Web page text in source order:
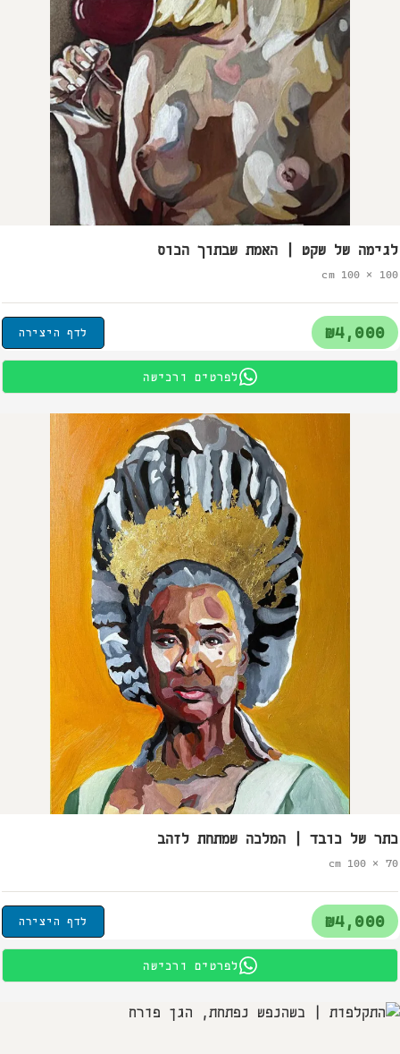
לגימה של שקט | האמת שבתוך הכוס
100 × 100 cm
₪4,000 לדף היצירה
לפרטים ורכישה
כתר של כובד | המלכה שמתחת לזהב
70 × 100 cm
₪4,000 לדף היצירה
לפרטים ורכישה